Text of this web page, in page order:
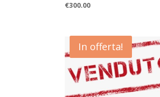
€300.00
In offerta!